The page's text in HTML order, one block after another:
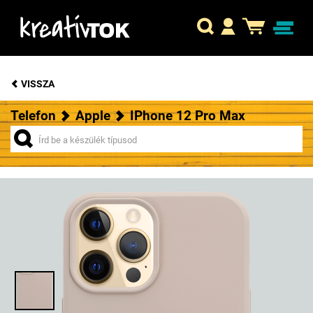
VISSZA
Telefon Apple IPhone 12 Pro Max